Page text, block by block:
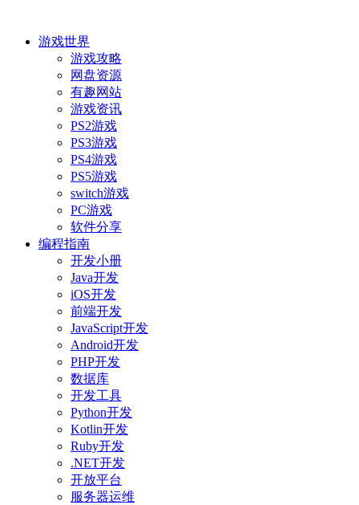
游戏世界
游戏攻略
网盘资源
有趣网站
游戏资讯
PS2游戏
PS3游戏
PS4游戏
PS5游戏
switch游戏
PC游戏
软件分享
编程指南
开发小册
Java开发
iOS开发
前端开发
JavaScript开发
Android开发
PHP开发
数据库
开发工具
Python开发
Kotlin开发
Ruby开发
.NET开发
开放平台
服务器运维